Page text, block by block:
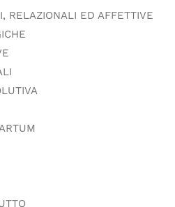
RELAZIONALI ED AFFETTIVE